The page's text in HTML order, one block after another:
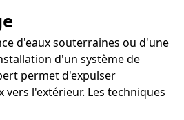
d'eaux souterraines ou d'une
d'un système de
permet d'expulser
vers l'extérieur. Les techniques